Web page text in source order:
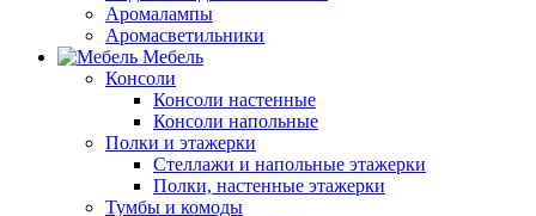
Аромалампы
Аромасветильники
Мебель
Консоли
Консоли настенные
Консоли напольные
Полки и этажерки
Стеллажи и напольные этажерки
Полки, настенные этажерки
Тумбы и комоды